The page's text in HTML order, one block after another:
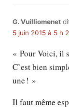
G. Vuilliomenet
5 juin 2015 à 5 h
« Pour Voici, il
C’est bien
une ! »
Il faut même